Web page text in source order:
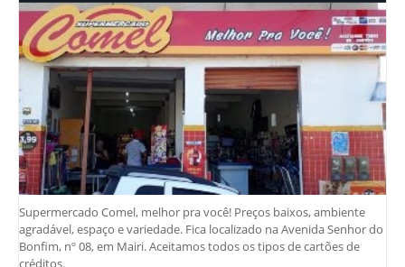
Supermercado Comel, melhor pra você! Preços baixos, ambiente
agradável, espaço e variedade. Fica localizado na Avenida Senhor do
Bonfim, nº 08, em Mairi. Aceitamos todos os tipos de cartões de